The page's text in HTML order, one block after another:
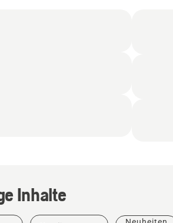
InhalteGeschichten
Inspiration